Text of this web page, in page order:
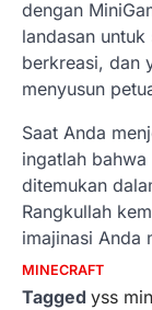
dengan
landasan
berkreasi, dan
menyusun
Saat Anda
ingatlah
ditemukan
Rangkullah
imajinasi Anda
MINECRAFT
Tagged yss